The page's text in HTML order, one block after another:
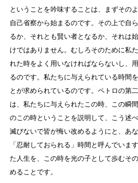
ということを吟味することは、まずその
自己省察から始まるのです。その上で自
るか、それとも賢い者となるか、それは
けではありません。むしろそのために私
れた時をよく用いなければならないし、
るのです。私たちに与えられている時間
とが求められているのです。ペトロの第
は、私たちに与えられたこの時、この瞬
のこの時ということを説明して、こう述
滅びないで皆が悔い改めるようにと、あ
「忍耐しておられる」時間と呼んでいま
た人生を、この時を光の子として歩むそ
めることです。